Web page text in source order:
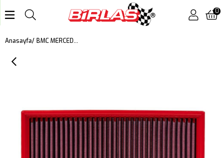
0
Anasayfa BMC MERCEDES CLASS C (W202/S202), CLASS E (W210/S210), CLASS G (W461/463), CLK (C208) KUTU İÇİ PERFORMANS HAVA FİLTRESİ FB103/01